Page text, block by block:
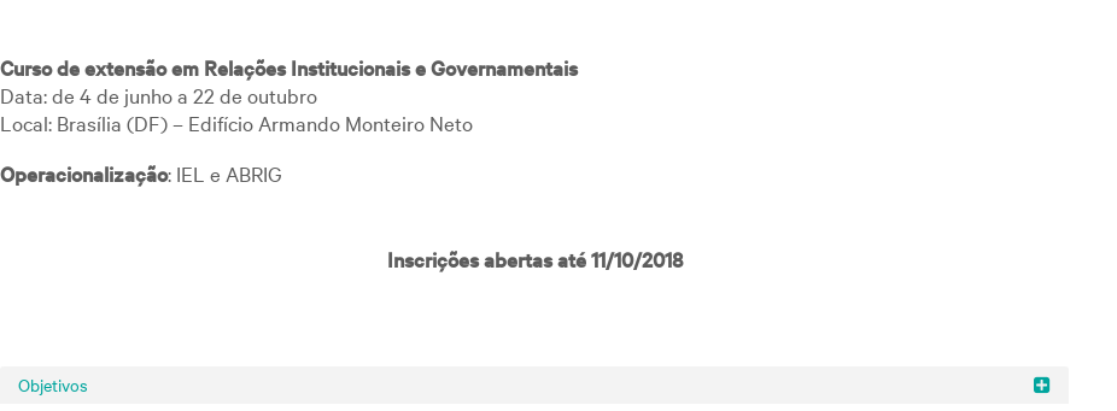
Curso de extensão em Relações Institucionais e Governamentais
Data: de 4 de junho a 22 de outubro
Local: Brasília (DF) – Edifício Armando Monteiro Neto
Operacionalização: IEL e ABRIG
Inscrições abertas até 11/10/2018
Objetivos